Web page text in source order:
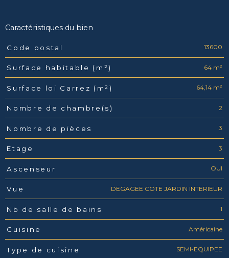
Caractéristiques du bien
Caractéristiques Valeurs
Code postal 13600
Surface habitable (m²) 64 m²
Surface loi Carrez (m²) 64,14 m²
Nombre de chambre(s) 2
Nombre de pièces 3
Etage 3
Ascenseur OUI
Vue DEGAGEE COTE JARDIN INTERIEUR
Nb de salle de bains 1
Cuisine Américaine
Type de cuisine SEMI-EQUIPEE